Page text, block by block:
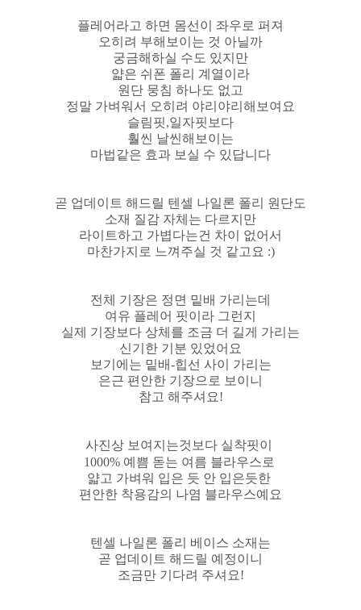
플레어라고 하면 몸선이 좌우로 퍼져
오히려 부해보이는 것 아닐까
궁금해하실 수도 있지만
얇은 쉬폰 폴리 계열이라
원단 뭉침 하나도 없고
정말 가벼워서 오히려 야리야리해보여요
슬림핏,일자핏보다
훨씬 날씬해보이는
마법같은 효과 보실 수 있답니다
곧 업데이트 해드릴 텐셀 나일론 폴리 원단도
소재 질감 자체는 다르지만
라이트하고 가볍다는건 차이 없어서
마찬가지로 느껴주실 것 같고요 :)
전체 기장은 정면 밑배 가리는데
여유 플레어 핏이라 그런지
실제 기장보다 상체를 조금 더 길게 가리는
신기한 기분 있었어요
보기에는 밑배-힙선 사이 가리는
은근 편안한 기장으로 보이니
참고 해주셔요!
사진상 보여지는것보다 실착핏이
1000% 예쁨 돋는 여름 블라우스로
얇고 가벼워 입은 듯 안 입은듯한
편안한 착용감의 나염 블라우스예요
텐셀 나일론 폴리 베이스 소재는
곧 업데이트 해드릴 예정이니
조금만 기다려 주셔요!